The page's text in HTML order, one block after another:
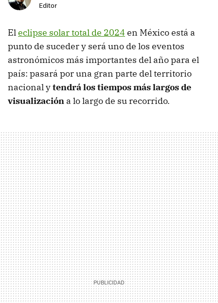
Editor
Eleclipse solar total de 2024 en México está a
punto de suceder y será uno de los eventos
astronómicos más importantes del año para el
país: pasará por una gran parte del territorio
nacional ytendrá los tiempos más largos de
visualización a lo largo de su recorrido.